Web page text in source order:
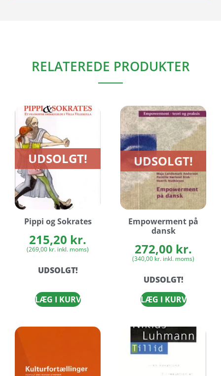
RELATEREDE PRODUKTER
UDSOLGT!
Pippi og Sokrates
215,20 kr.
(269,00 kr. inkl. moms)
UDSOLGT!
LÆG I KURV
UDSOLGT!
Empowerment på
dansk
272,00 kr.
(340,00 kr. inkl. moms)
UDSOLGT!
LÆG I KURV